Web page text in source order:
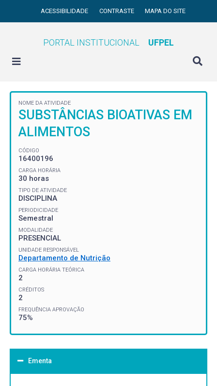
ACESSIBILIDADE CONTRASTE MAPA DO SITE
PORTAL INSTITUCIONAL UFPEL
NOME DA ATIVIDADE
SUBSTÂNCIAS BIOATIVAS EM
ALIMENTOS
CÓDIGO
16400196
CARGA HORÁRIA
30 horas
TIPO DE ATIVIDADE
DISCIPLINA
PERIODICIDADE
Semestral
MODALIDADE
PRESENCIAL
UNIDADE RESPONSÁVEL
Departamento de Nutrição
CARGA HORÁRIA TEÓRICA
2
CRÉDITOS
2
FREQUÊNCIA APROVAÇÃO
75%
Ementa